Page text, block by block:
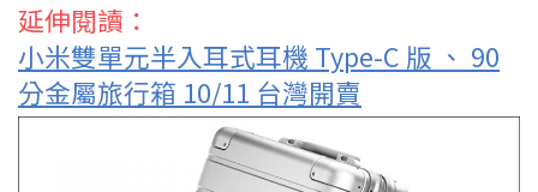
延伸閱讀：
小米雙單元半入耳式耳機 Type-C 版 、 90
分金屬旅行箱 10/11 台灣開賣